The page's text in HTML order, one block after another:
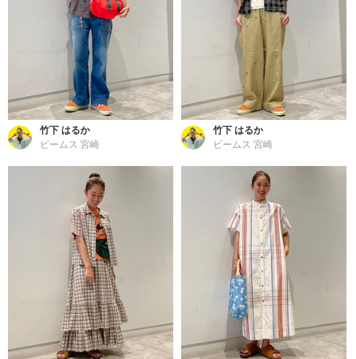
竹下 はるか
ビームス 宮崎
竹下 はるか
ビームス 宮崎